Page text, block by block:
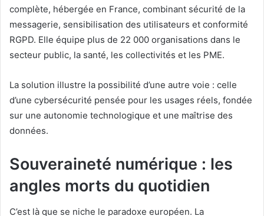
complète, hébergée en France, combinant sécurité de la
messagerie, sensibilisation des utilisateurs et conformité
RGPD. Elle équipe plus de 22 000 organisations dans le
secteur public, la santé, les collectivités et les PME.
La solution illustre la possibilité d’une autre voie : celle
d’une cybersécurité pensée pour les usages réels, fondée
sur une autonomie technologique et une maîtrise des
données.
Souveraineté numérique : les
angles morts du quotidien
C’est là que se niche le paradoxe européen. La